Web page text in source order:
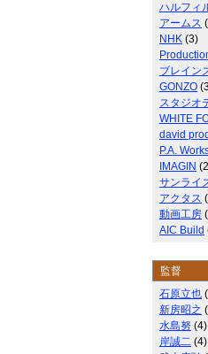
ハルフィ
アームス
NHK (3)
ブレイン
GONZO
スタジオ
WHITE
david
P.A.
IMAGIN
サンライ
アクタス
動画工房
AIC Build
監督
石原立也
新房昭之
水島努 (4)
岸誠二 (4)